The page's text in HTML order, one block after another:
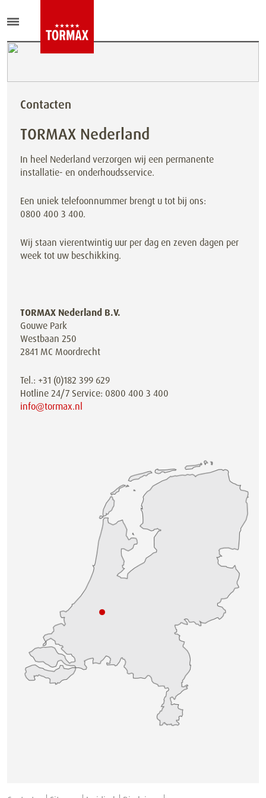
Contacten
TORMAX Nederland
In heel Nederland verzorgen wij een permanente
installatie- en onderhoudsservice.
Een uniek telefoonnummer brengt u tot bij ons:
0800 400 3 400.
Wij staan vierentwintig uur per dag en zeven dagen per
week tot uw beschikking.
TORMAX Nederland B.V.
Gouwe Park
Westbaan 250
2841 MC Moordrecht
Tel.: +31 (0)182 399 629
Hotline 24/7 Service: 0800 400 3 400
info@tormax.nl